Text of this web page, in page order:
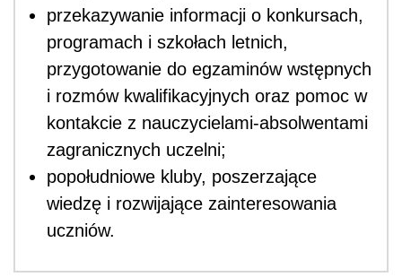
przekazywanie informacji o konkursach,
programach i szkołach letnich,
przygotowanie do egzaminów wstępnych
i rozmów kwalifikacyjnych oraz pomoc w
kontakcie z nauczycielami-absolwentami
zagranicznych uczelni;
popołudniowe kluby, poszerzające
wiedzę i rozwijające zainteresowania
uczniów.